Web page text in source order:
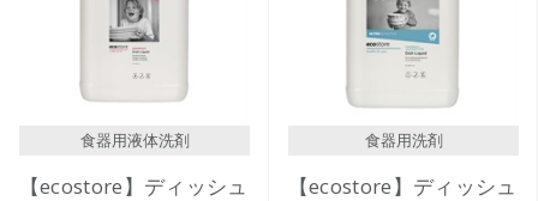
食器用液体洗剤
【ecostore】ディッシュ
食器用洗剤
【ecostore】ディッシュ